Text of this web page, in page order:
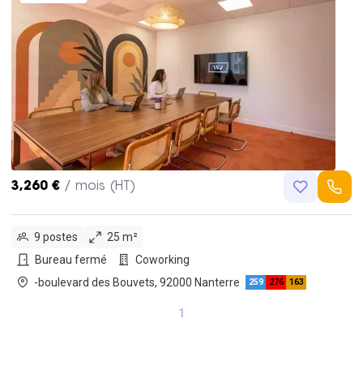
3,260 € / mois (HT)
9 postes
25 m²
Bureau fermé
Coworking
-boulevard des Bouvets, 92000 Nanterre
259 276 163
1